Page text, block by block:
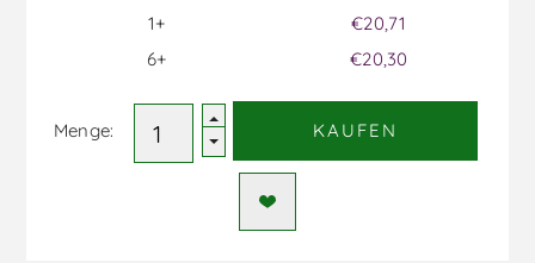
1+
6+
€20,71
€20,30
Menge: KAUFEN